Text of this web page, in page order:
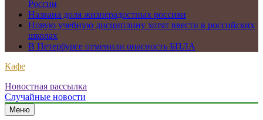
России
Названа доля жизнерадостных россиян
Новую учебную дисциплину хотят ввести в российских
школах
В Петербурге отменили опасность БПЛА
Кафе
Новостная рассылка
Случайные новости
Меню